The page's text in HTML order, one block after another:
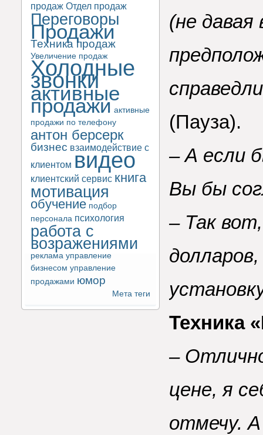
продаж Отдел продаж
Переговоры
Продажи
Техника продаж
Увеличение продаж
Холодные
звонки
активные
продажи активные
продажи по телефону
антон берсерк
бизнес взаимодействие с
клиентом видео
клиентский сервис книга
мотивация
обучение подбор
персонала психология
работа с
возражениями
реклама управление
бизнесом управление
продажами юмор
Мета теги
(не
(Пауза).
– А если
Вы бы
– Так
Техника
–
цене, я
отмечу.